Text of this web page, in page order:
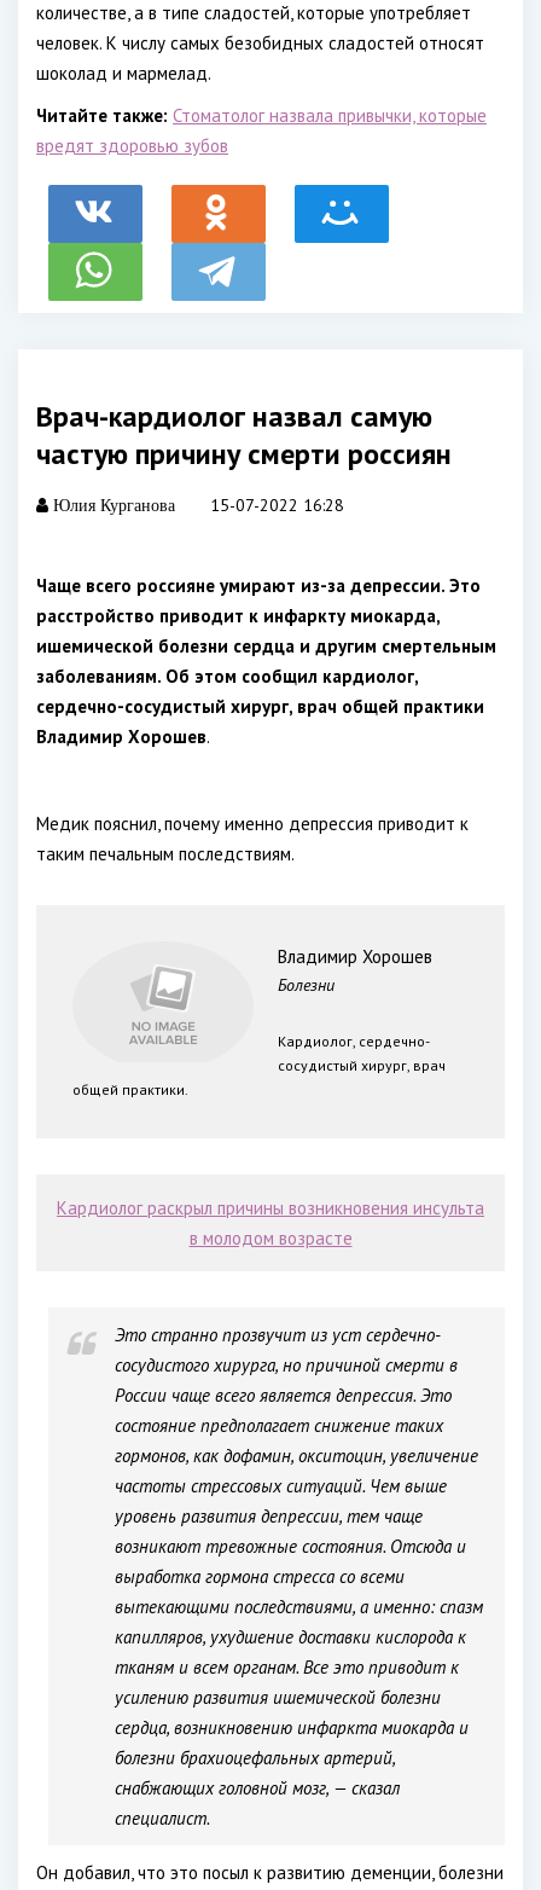
количестве, а в типе сладостей, которые употребляет
человек. К числу самых безобидных сладостей относят
шоколад и мармелад.
Читайте также: Стоматолог назвала привычки, которые
вредят здоровью зубов
Врач-кардиолог назвал самую
частую причину смерти россиян
Юлия Курганова 15-07-2022 16:28
Чаще всего россияне умирают из-за депрессии. Это
расстройство приводит к инфаркту миокарда,
ишемической болезни сердца и другим смертельным
заболеваниям. Об этом сообщил кардиолог,
сердечно-сосудистый хирург, врач общей практики
Владимир Хорошев.
Медик пояснил, почему именно депрессия приводит к
таким печальным последствиям.
Владимир Хорошев
Болезни
Кардиолог, сердечно-
сосудистый хирург, врач
общей практики.
Кардиолог раскрыл причины возникновения инсульта
в молодом возрасте
Это странно прозвучит из уст сердечно-
сосудистого хирурга, но причиной смерти в
России чаще всего является депрессия. Это
состояние предполагает снижение таких
гормонов, как дофамин, окситоцин, увеличение
частоты стрессовых ситуаций. Чем выше
уровень развития депрессии, тем чаще
возникают тревожные состояния. Отсюда и
выработка гормона стресса со всеми
вытекающими последствиями, а именно: спазм
капилляров, ухудшение доставки кислорода к
тканям и всем органам. Все это приводит к
усилению развития ишемической болезни
сердца, возникновению инфаркта миокарда и
болезни брахиоцефальных артерий,
снабжающих головной мозг, — сказал
специалист.
Он добавил, что это посыл к развитию деменции, болезни